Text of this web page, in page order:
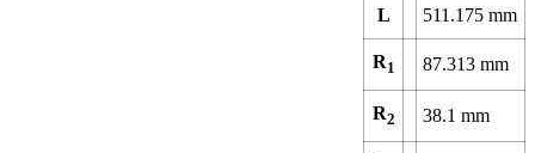
L 511.175 mm
R1 87.313 mm
R2 38.1 mm